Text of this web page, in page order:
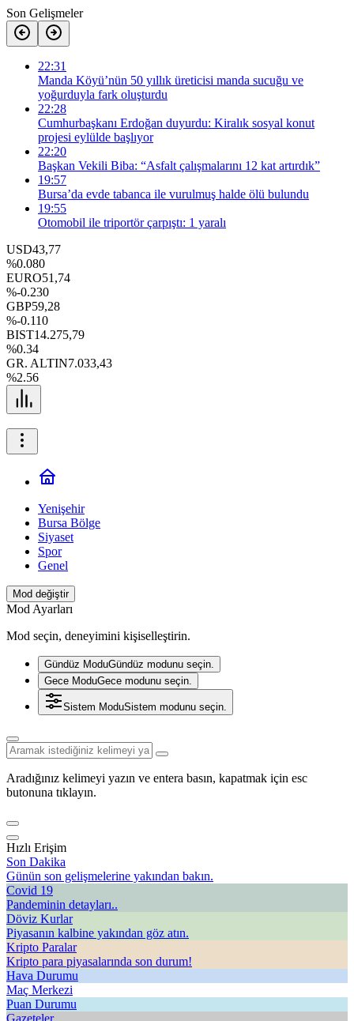
Son Gelişmeler
22:31
Manda Köyü’nün 50 yıllık üreticisi manda sucuğu ve
yoğurduyla fark oluşturdu
22:28
Cumhurbaşkanı Erdoğan duyurdu: Kiralık sosyal konut
projesi eylülde başlıyor
22:20
Başkan Vekili Biba: “Asfalt çalışmalarını 12 kat artırdık”
19:57
Bursa’da evde tabanca ile vurulmuş halde ölü bulundu
19:55
Otomobil ile triportör çarpıştı: 1 yaralı
USD43,77
%0.080
EURO51,74
%-0.230
GBP59,28
%-0.110
BIST14.275,79
%0.34
GR. ALTIN7.033,43
%2.56
Yenişehir
Bursa Bölge
Siyaset
Spor
Genel
Mod değiştir
Mod Ayarları
Mod seçin, deneyimini kişiselleştirin.
Gündüz ModuGündüz modunu seçin.
Gece ModuGece modunu seçin.
Sistem ModuSistem modunu seçin.
Aradığınız kelimeyi yazın ve entera basın, kapatmak için esc
butonuna tıklayın.
Hızlı Erişim
Son Dakika
Günün son gelişmelerine yakından bakın.
Covid 19
Pandeminin detayları..
Döviz Kurlar
Piyasanın kalbine yakından göz atın.
Kripto Paralar
Kripto para piyasalarında son durum!
Hava Durumu
Maç Merkezi
Puan Durumu
Gazeteler